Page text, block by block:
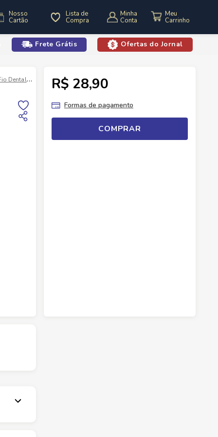
Nosso
Cartão
Lista de
Compra
Minha
Conta
Frete Grátis Ofertas do Jornal
Dental Fita Dental Colgate Total Encerada 25m
R$ 28,90
Formas de pagamento
COMPRAR